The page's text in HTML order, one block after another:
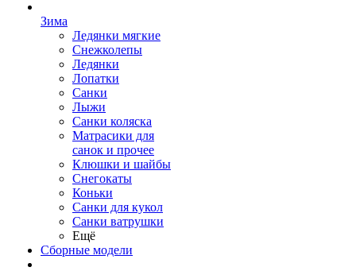
Зима
Ледянки мягкие
Снежколепы
Ледянки
Лопатки
Санки
Лыжи
Санки коляска
Матрасики для
санок и прочее
Клюшки и шайбы
Снегокаты
Коньки
Санки для кукол
Санки ватрушки
Ещё
Сборные модели